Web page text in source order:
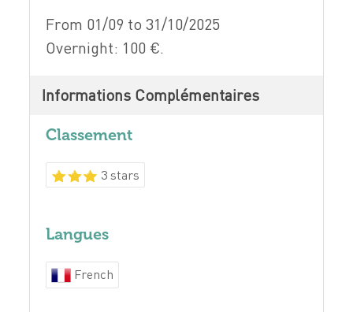
From 01/09 to 31/10/2025
Overnight: 100 €.
Informations Complémentaires
Classement
3 stars
Langues
French